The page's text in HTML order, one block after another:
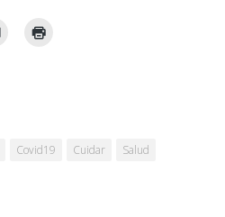
Covid19 Cuidar
Salud